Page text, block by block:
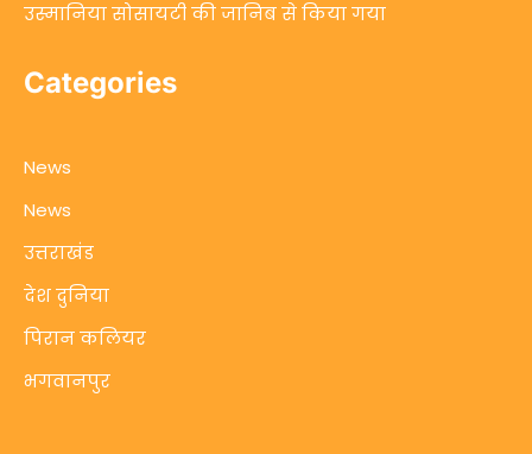
उस्मानिया सोसायटी की जानिब से किया गया
Categories
News
News
उत्तराखंड
देश दुनिया
पिरान कलियर
भगवानपुर